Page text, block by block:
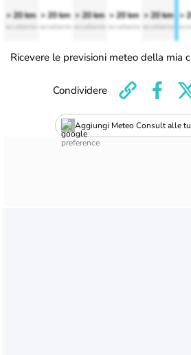
> 20 km
eccellente
> 20 km
eccellente
> 20 km
eccellente
> 20 km
eccellente
> 20 km
eccellente
>
Ricevere le previsioni meteo della mia
Aggiungi Meteo Consult alle
Condividere